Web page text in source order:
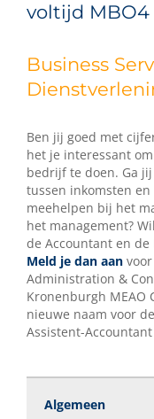
voltijd MBO4
Business
Ben jij goed met
het je interessant
bedrijf te doen. Ga
tussen inkomsten
meehelpen bij het
het management?
de Accountant en
Meld je dan aan
Administration &
Kronenburgh MEAO
nieuwe naam voor
Assistent-
Algemeen